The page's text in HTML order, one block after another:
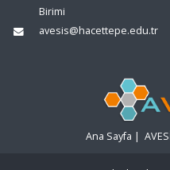
Birimi
avesis@hacettepe.edu.tr
Ana Sayfa |